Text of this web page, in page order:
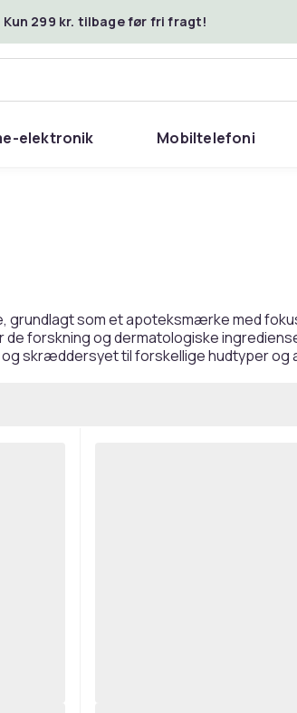
Kun 299 kr. tilbage før fri fragt!
elektronik Mobiltelefoni
som et apoteksmærke med
forskning og dermatologiske
skræddersyet til forskellige hudtyper og